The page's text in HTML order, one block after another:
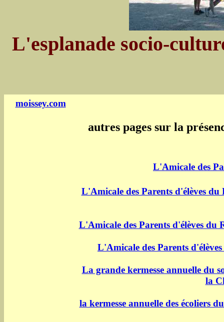
L'esplanade socio-
moissey.com
autres pages sur la
L'Amicale des
L'Amicale des Parents d'élèves
L'Amicale des Parents d'élèves
L'Amicale des Parents
La grande kermesse annuelle du
la
la kermesse annuelle des écoliers